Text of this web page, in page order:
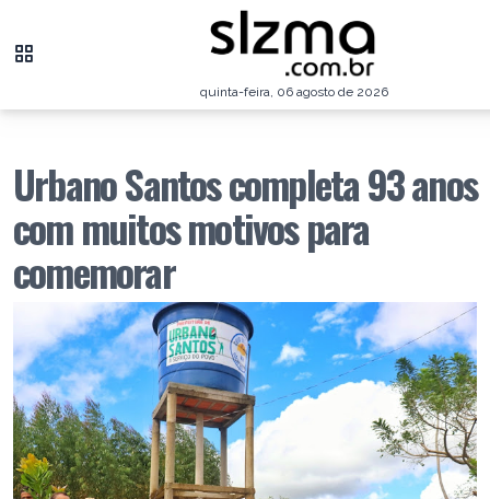
quinta-feira, 06 agosto de 2026
Urbano Santos completa 93 anos
com muitos motivos para
comemorar